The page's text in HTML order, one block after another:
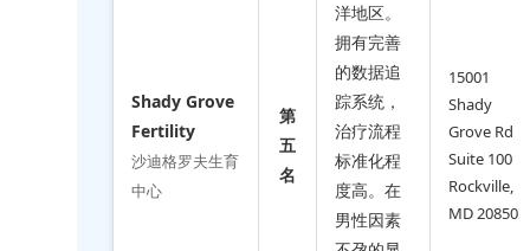
Shady Grove
Fertility
沙迪格罗夫生育
中心
第
五
名
洋地区。
拥有完善
的数据追
踪系统，
治疗流程
标准化程
度高。在
男性因素
15001
Shady
Grove Rd
Suite 100
Rockville,
MD 20850